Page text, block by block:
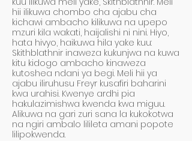
hii ilikuwa chombo cha ajabu cha
kichawi ambacho kilikuwa na upepo
mzuri kila wakati, haijalishi ni nini. Hiyo,
hata hivyo, haikuwa hila yake kuu:
Skithblathnir inaweza kukunjwa na kuwa
kitu kidogo ambacho kinaweza
kutoshea ndani ya begi. Meli hii ya
ajabu iliruhusu Freyr kusafiri baharini
kwa urahisi. Kwenye ardhi pia
hakulazimishwa kwenda kwa miguu.
Alikuwa na gari zuri sana la kukokotwa
na ngiri ambalo lilileta amani popote
lilipokwenda.